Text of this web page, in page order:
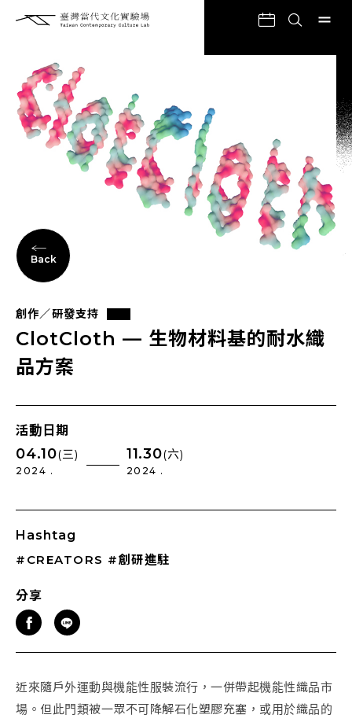
Back
創作／研發支持
ClotCloth — 生物材料基的耐水織
品方案
活動日期
04.10(三)
2024 .
11.30(六)
2024 .
Hashtag
#CREATORS #創研進駐
分享
近來隨戶外運動與機能性服裝流行，一併帶起機能性織品市
場。但此門類被一眾不可降解石化塑膠充塞，或用於織品的